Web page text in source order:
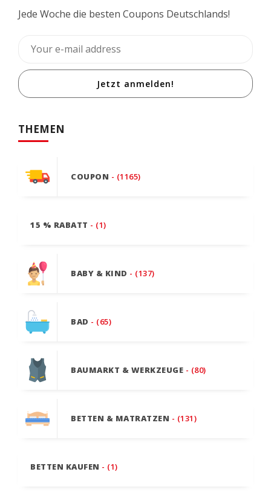
Jede Woche die besten Coupons Deutschlands!
Jetzt anmelden!
THEMEN
COUPON - (1165)
15 % RABATT - (1)
BABY & KIND - (137)
BAD - (65)
BAUMARKT & WERKZEUGE - (80)
BETTEN & MATRATZEN - (131)
BETTEN KAUFEN - (1)